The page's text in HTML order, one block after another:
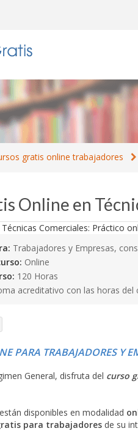
gratis online trabajadores
Online en
Trabajadores y Empresas,
Online
120 Horas
acreditativo con las horas del
PARA TRABAJADORES Y
General, disfruta del curso
están disponibles en modalidad
para trabajadores de su